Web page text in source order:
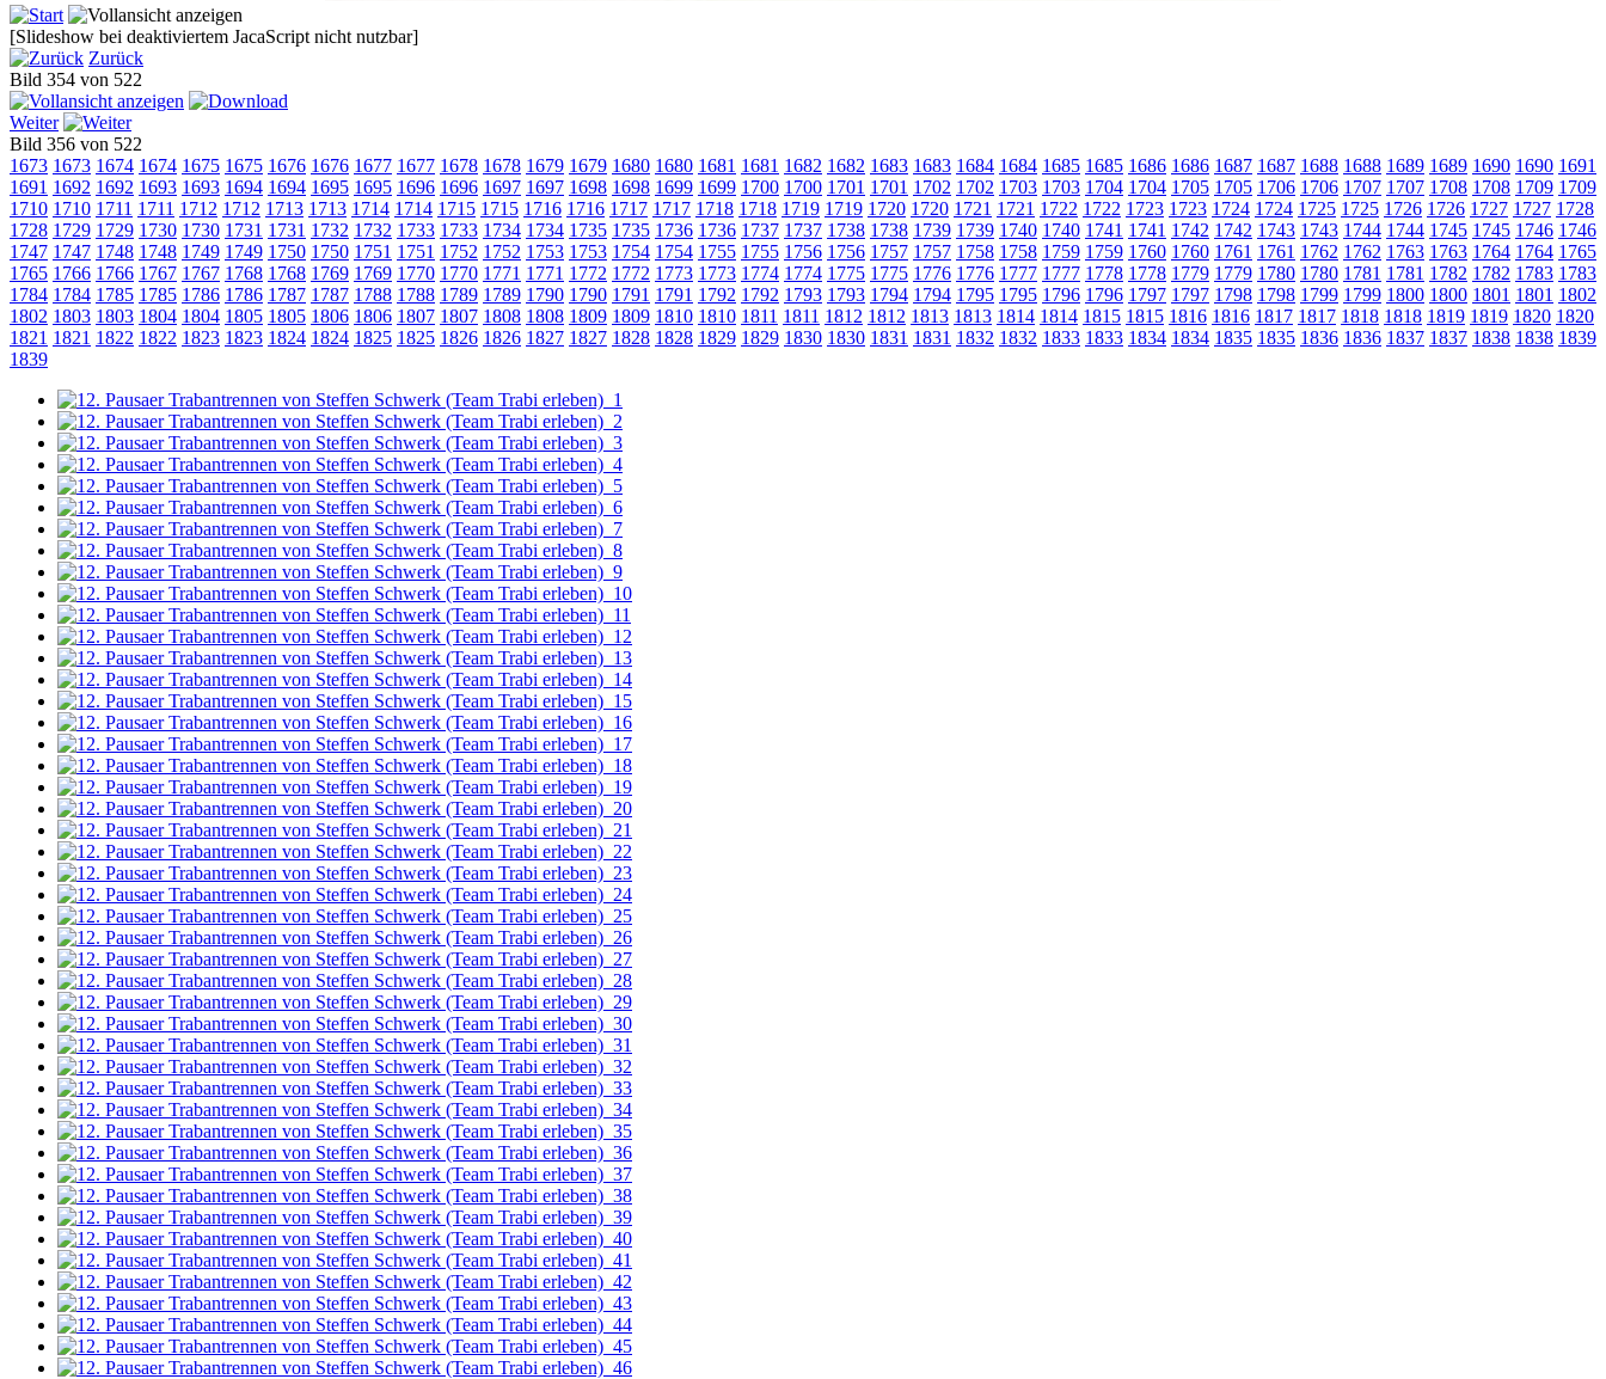
[Slideshow bei deaktiviertem JacaScript nicht nutzbar]
Zurück
Bild 354 von 522
Weiter
Bild 356 von 522
1673 1673 1674 1674 1675 1675 1676 1676 1677 1677 1678 1678 1679 1679 1680 1680 1681 1681 1682 1682 1683 1683 1684 1684 1685 1685 1686 1686 1687 1687 1688 1688 1689 1689 1690 1690 1691
1691 1692 1692 1693 1693 1694 1694 1695 1695 1696 1696 1697 1697 1698 1698 1699 1699 1700 1700 1701 1701 1702 1702 1703 1703 1704 1704 1705 1705 1706 1706 1707 1707 1708 1708 1709 1709
1710 1710 1711 1711 1712 1712 1713 1713 1714 1714 1715 1715 1716 1716 1717 1717 1718 1718 1719 1719 1720 1720 1721 1721 1722 1722 1723 1723 1724 1724 1725 1725 1726 1726 1727 1727 1728
1728 1729 1729 1730 1730 1731 1731 1732 1732 1733 1733 1734 1734 1735 1735 1736 1736 1737 1737 1738 1738 1739 1739 1740 1740 1741 1741 1742 1742 1743 1743 1744 1744 1745 1745 1746 1746
1747 1747 1748 1748 1749 1749 1750 1750 1751 1751 1752 1752 1753 1753 1754 1754 1755 1755 1756 1756 1757 1757 1758 1758 1759 1759 1760 1760 1761 1761 1762 1762 1763 1763 1764 1764 1765
1765 1766 1766 1767 1767 1768 1768 1769 1769 1770 1770 1771 1771 1772 1772 1773 1773 1774 1774 1775 1775 1776 1776 1777 1777 1778 1778 1779 1779 1780 1780 1781 1781 1782 1782 1783 1783
1784 1784 1785 1785 1786 1786 1787 1787 1788 1788 1789 1789 1790 1790 1791 1791 1792 1792 1793 1793 1794 1794 1795 1795 1796 1796 1797 1797 1798 1798 1799 1799 1800 1800 1801 1801 1802
1802 1803 1803 1804 1804 1805 1805 1806 1806 1807 1807 1808 1808 1809 1809 1810 1810 1811 1811 1812 1812 1813 1813 1814 1814 1815 1815 1816 1816 1817 1817 1818 1818 1819 1819 1820 1820
1821 1821 1822 1822 1823 1823 1824 1824 1825 1825 1826 1826 1827 1827 1828 1828 1829 1829 1830 1830 1831 1831 1832 1832 1833 1833 1834 1834 1835 1835 1836 1836 1837 1837 1838 1838 1839
1839